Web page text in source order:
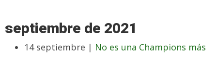
septiembre de 2021
14 septiembre | No es una Champions más